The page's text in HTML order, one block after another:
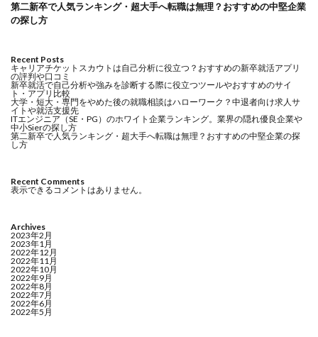
第二新卒で人気ランキング・超大手へ転職は無理？おすすめの中堅企業
の探し方
Recent Posts
キャリアチケットスカウトは自己分析に役立つ？おすすめの新卒就活アプリ
の評判や口コミ
新卒就活で自己分析や強みを診断する際に役立つツールやおすすめのサイ
ト・アプリ比較
大学・短大・専門をやめた後の就職相談はハローワーク？中退者向け求人サ
イトや就活支援先
ITエンジニア（SE・PG）のホワイト企業ランキング。業界の隠れ優良企業や
中小Sierの探し方
第二新卒で人気ランキング・超大手へ転職は無理？おすすめの中堅企業の探
し方
Recent Comments
表示できるコメントはありません。
Archives
2023年2月
2023年1月
2022年12月
2022年11月
2022年10月
2022年9月
2022年8月
2022年7月
2022年6月
2022年5月